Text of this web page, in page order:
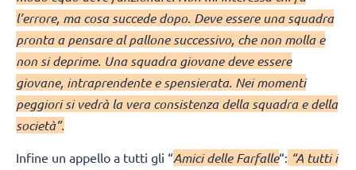
l’errore, ma cosa succede dopo. Deve essere una squadra
pronta a pensare al pallone successivo, che non molla e
non si deprime. Una squadra giovane deve essere
giovane, intraprendente e spensierata. Nei momenti
peggiori si vedrà la vera consistenza della squadra e della
società”.
Infine un appello a tutti gli “Amici delle Farfalle“: “A tutti i